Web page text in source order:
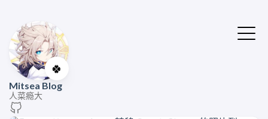
🍀
Mitsea Blog
人菜瘾大